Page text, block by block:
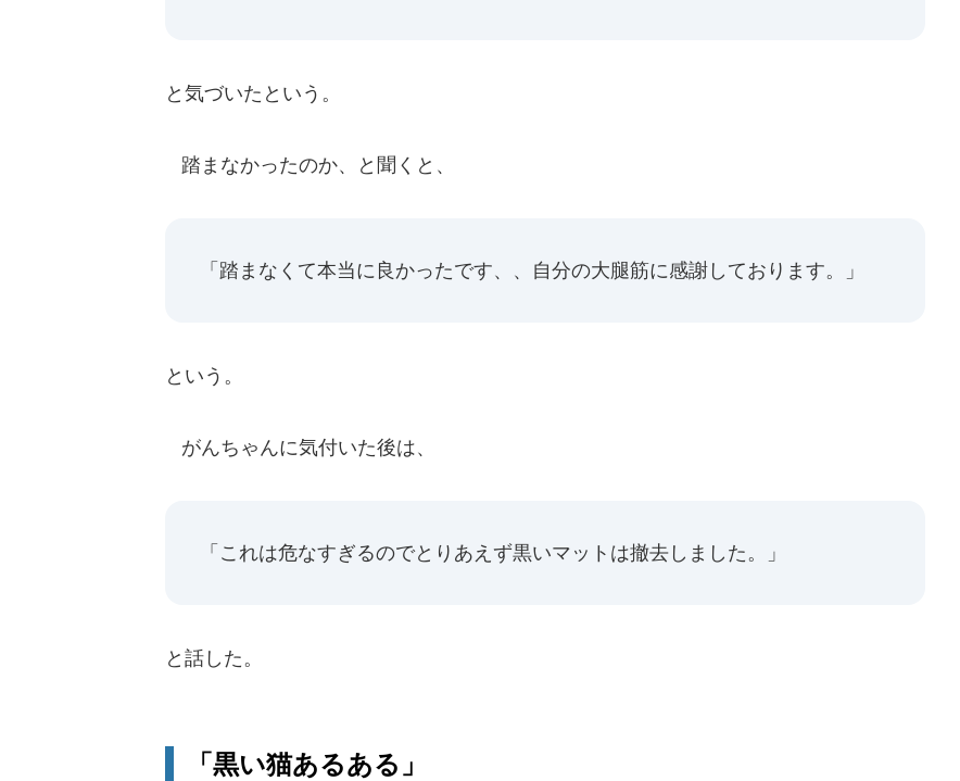
と気づいたという。
踏まなかったのか、と聞くと、
「踏まなくて本当に良かったです、、自分の大腿筋に感謝しております。」
という。
がんちゃんに気付いた後は、
「これは危なすぎるのでとりあえず黒いマットは撤去しました。」
と話した。
「黒い猫あるある」